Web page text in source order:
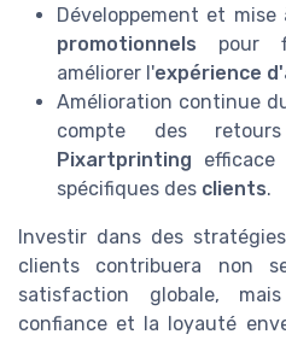
Développement et
promotionnels pour
améliorer l'expérience
Amélioration continue
compte des
Pixartprinting
spécifiques des clients.
Investir dans des
clients contribuera non
satisfaction globale,
confiance et la loyauté